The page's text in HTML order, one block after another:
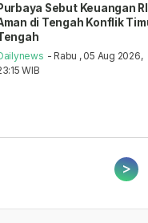
Sebut Keuangan RI
di Tengah Konflik
- Rabu , 05 Aug 2026,
WIB
>